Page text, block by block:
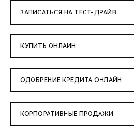
ЗАПИСАТЬСЯ НА ТЕСТ-ДРАЙВ
КУПИТЬ ОНЛАЙН
ОДОБРЕНИЕ КРЕДИТА ОНЛАЙН
КОРПОРАТИВНЫЕ ПРОДАЖИ